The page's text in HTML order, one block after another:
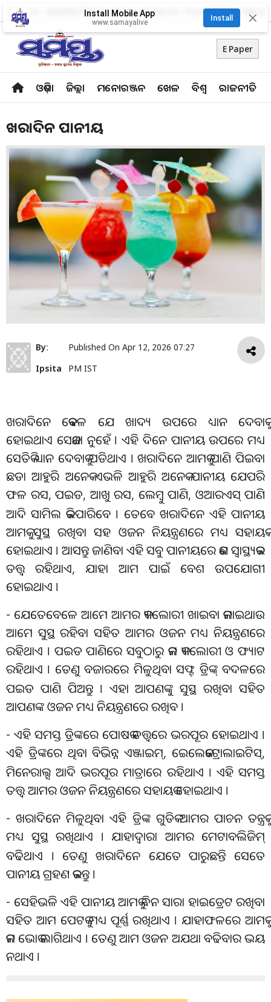
About Us Advertise With Us Career Contact Us Privacy Policy
E Paper
ଓଡ଼ିଶା ଜିଲ୍ଲା ମନୋରଞ୍ଜନ ଖେଳ ବିଶ୍ବ ରାଜନୀତି
Install Mobile App
www.samayalive
Install ✕
ଖରାଦିନ ପାନୀୟ
By:
Ipsita
Published OnApr 12, 2026 07:27
PM IST
ଖରାଦିନେ କେବଳ ଯେ ଖାଦ୍ୟ ଉପରେ ଧ୍ୟାନ ଦେବାକୁ
ହୋଇଥାଏ ସେକଥା ନୁହେଁ । ଏହି ଦିନେ ପାନୀୟ ଉପରେ ମଧ୍ୟ
ସେତିକି ଧ୍ୟାନ ଦେବାକୁ ପଡିଥାଏ । ଖରାଦିନେ ଆମକୁ ପାଣି ପିଇବା
ଛଡା ଆହୁରି ଅନେକ ଏଭଳି ଆହୁରି ଅନେକ ପାନୀୟ ଯେପରି
ଫଳ ରସ, ପଇଡ, ଆଖୁ ରସ, ଲେମ୍ବୁ ପାଣି, ଓଆରଏସ୍ ପାଣି
ଆଦି ସାମିଲ କରିପାରିବେ । ତେବେ ଖରାଦିନେ ଏହି ପାନୀୟ
ଆମକୁ ସୁସ୍ଥ ରଖିବା ସହ ଓଜନ ନିୟନ୍ତ୍ରଣରେ ମଧ୍ୟ ସହାୟକ
ହୋଇଥାଏ । ଆସନ୍ତୁ ଜାଣିବା ଏହି ସବୁ ପାନୀୟରେ କଣ ସ୍ୱାସ୍ଥ୍ୟକର
ତତ୍ତ୍ୱ ରହିଥାଏ, ଯାହା ଆମ ପାଇଁ ବେଶ ଉପଯୋଗୀ
ହୋଇଥାଏ ।
- ଯେତେବେଳେ ଆମେ ଆମର କ୍ୟାଲୋରୀ ଖାଇବା କମାଇଥାଉ
ଆମେ ସୁସ୍ଥ ରହିବା ସହିତ ଆମର ଓଜନ ମଧ୍ୟ ନିୟନ୍ତ୍ରଣରେ
ରହିଥାଏ । ପଇଡ ପାଣିରେ ସବୁଠାରୁ କମ କ୍ୟାଲୋରୀ ଓ ଫ୍ୟାଟ
ରହିଥାଏ । ତେଣୁ ବଜାରରେ ମିଳୁଥିବା ସଫ୍ଟ ଡ୍ରିଙ୍କ୍‌ବଦଳରେ
ପଇଡ ପାଣି ପିଅନ୍ତୁ । ଏହା ଆପଣଙ୍କୁ ସୁସ୍ଥ ରଖିବା ସହିତ
ଆପଣଙ୍କ ଓଜନ ମଧ୍ୟ ନିୟନ୍ତ୍ରଣରେ ରଖିବ ।
- ଏହି ସମସ୍ତ ଡ୍ରିଙ୍କରେ ପୋଷକ ତତ୍ତ୍ୱରେ ଭରପୂର ହୋଇଥାଏ ।
ଏହି ଡ୍ରିଙ୍କରେ ଥିବା ବିଭିନ୍ନ ଏଞ୍ଜାଇମ୍, ଇେଲେକଟ୍ରୋଲାଇଟିସ୍,
ମିନେରାଲ୍ସ ଆଦି ଭରପୂର ମାତ୍ରାରେ ରହିଥାଏ । ଏହି ସମସ୍ତ
ତତ୍ତ୍ୱ ଆମର ଓଜନ ନିୟନ୍ତ୍ରଣରେ ସହାୟକ ହୋଇଥାଏ ।
- ଖରାଦିନେ ମିଳୁଥିବା ଏହି ଡ୍ରିଙ୍କ ଗୁଡିକ ଆମର ପାଚନ ତନ୍ତ୍ରକୁ
ମଧ୍ୟ ସୁସ୍ଥ ରଖିଥାଏ । ଯାହାଦ୍ୱାରା ଆମର ମେଟାବଲିଜିମ୍
ବଢିଥାଏ । ତେଣୁ ଖରାଦିନେ ଯେତେ ପାରୁଛନ୍ତି ସେତେ
ପାନୀୟ ଗ୍ରହଣ କରନ୍ତୁ ।
- ସେହିଭଳି ଏହି ପାନୀୟ ଆମକୁ ଦିନ ସାରା ହାଇଡ୍ରେଟ ରଖିବା
ସହିତ ଆମ ପେଟକୁ ମଧ୍ୟ ପୂର୍ଣ୍ଣ ରଖିଥାଏ । ଯାହାଫଳରେ ଆମକୁ
କମ ଭୋକ ଲାଗିଥାଏ । ତେଣୁ ଆମ ଓଜନ ଅଯଥା ବଢିବାର ଭୟ
ନଥାଏ ।